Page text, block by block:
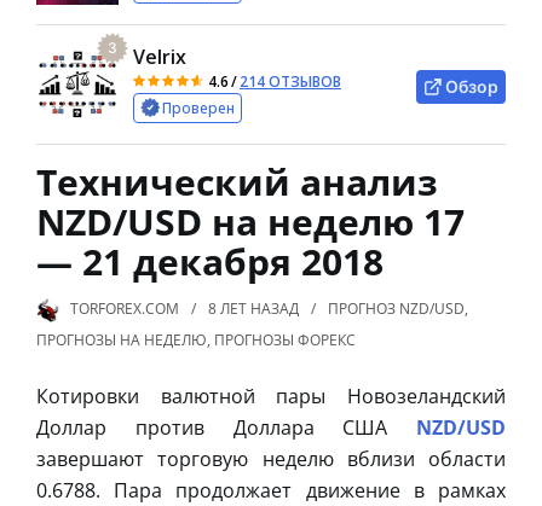
3 Velrix
4.6/214 ОТЗЫВОВ
Проверен
Обзор
Технический анализ
NZD/USD на неделю 17
— 21 декабря 2018
TORFOREX.COM 8 ЛЕТ НАЗАД ПРОГНОЗ NZD/USD,
ПРОГНОЗЫ НА НЕДЕЛЮ, ПРОГНОЗЫ ФОРЕКС
Котировки валютной пары Новозеландский
Доллар против Доллара США NZD/USD
завершают торговую неделю вблизи области
0.6788. Пара продолжает движение в рамках